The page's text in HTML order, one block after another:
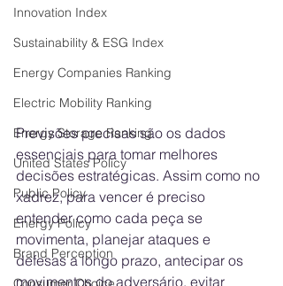
Innovation Index
Sustainability & ESG Index
Energy Companies Ranking
Electric Mobility Ranking
Energy Storage Ranking
United States Policy
Public Policy
Energy Policy
Brand Perception
Previsões precisas são os dados
essenciais para tomar melhores
decisões estratégicas. Assim como no
xadrez, para vencer é preciso
entender como cada peça se
movimenta, planejar ataques e
defesas a longo prazo, antecipar os
movimentos do adversário, evitar